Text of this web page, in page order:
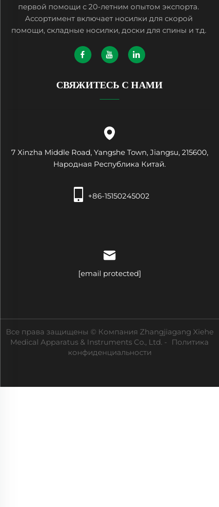
первой помощи с 20-летним опытом экспорта.
Ассортимент включает носилки для скорой
помощи, складные носилки, доски для спины и т.д.
СВЯЖИТЕСЬ С НАМИ
7 Xinzha Middle Road, Yangshe Town, Jiangsu, 215600,
Народная Республика Китай.
+86-15150245002
[email protected]
Все права защищены © Компания Zhangjiagang Xiehe
Medical Apparatus & Instruments Co., Ltd. -
Политика
конфиденциальности